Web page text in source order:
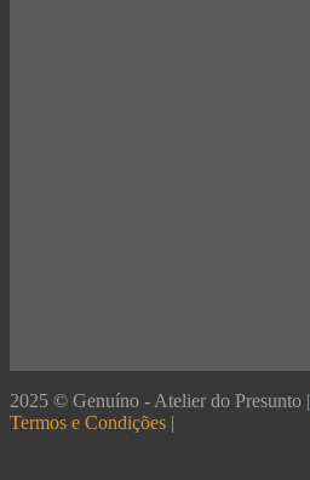
2025 © Genuíno - Atelier do Presunto |
Termos e Condições |